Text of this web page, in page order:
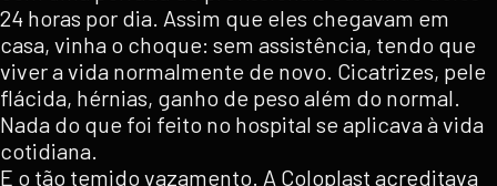
24 horas por dia. Assim que eles chegavam em
casa, vinha o choque: sem assistência, tendo que
viver a vida normalmente de novo. Cicatrizes, pele
flácida, hérnias, ganho de peso além do normal.
Nada do que foi feito no hospital se aplicava à vida
cotidiana.
E o tão temido vazamento. A Coloplast acreditava